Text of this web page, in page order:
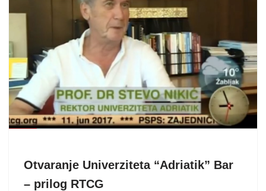
Otvaranje Univerziteta “Adriatik” Bar
– prilog RTCG